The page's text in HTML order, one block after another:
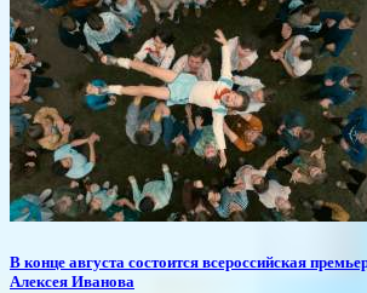
​В конце августа состоится всероссийская
Алексея Иванова